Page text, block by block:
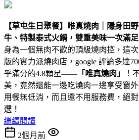
【草屯生日聚餐】唯真燒肉｜隱身田
牛、特製泰式火鍋，雙重美味一次滿
身為一個無肉不歡的頂級燒肉控，這
版的實力派燒肉店，google 評論多達
乎滿分的4.8顆星—— 「唯真燒肉」
！
美，竟然還能一邊吃燒肉一邊享受窗
用餐無低消，而且還不用服務費，絕
選！
繼續閱讀
2個月前